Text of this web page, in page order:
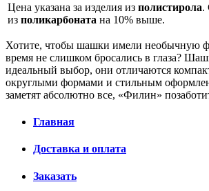
Цена указана за изделия из полистирола.
из поликарбоната на 10% выше.
Хотите, чтобы шашки имели необычную
время не слишком бросались в глаза?
идеальный выбор, они отличаются
округлыми формами и стильным
заметят абсолютно все, «Филин»
Главная
Доставка и оплата
Заказать